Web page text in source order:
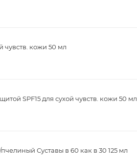
чувств. кожи 50 мл
SPF15 для сухой чувств. кожи 50 мл
Суставы в 60 как в 30 125 мл